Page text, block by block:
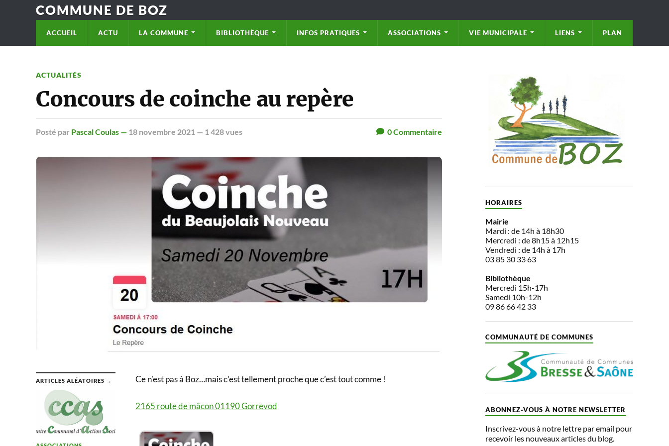
COMMUNE DE BOZ
ACCUEIL ACTU LA COMMUNE BIBLIOTHÈQUE INFOS PRATIQUES ASSOCIATIONS VIE MUNICIPALE LIENS PLAN
ACTUALITÉS
Concours de coinche au repère
Posté par Pascal Coulas — 18 novembre 2021 — 1 428 vues 0Commentaire
ARTICLES ALÉATOIRES → Ce n’est pas à Boz…mais c’est tellement proche que c’est tout comme !
2165 route de mâcon 01190 Gorrevod
HORAIRES
Mairie
Mardi : de 14h à 18h30
Mercredi : de 8h15 à 12h15
Vendredi : de 14h à 17h
03 85 30 33 63
Bibliothèque
Mercredi 15h-17h
Samedi 10h-12h
09 86 66 42 33
COMMUNAUTÉ DE COMMUNES
ABONNEZ-VOUS À NOTRE NEWSLETTER
Inscrivez-vous à notre lettre par email pour
recevoir les nouveaux articles du blog.